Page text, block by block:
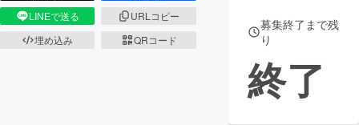
LINEで送る
URLコピー
埋め込み
QRコード
募集終了まで残
り
終了